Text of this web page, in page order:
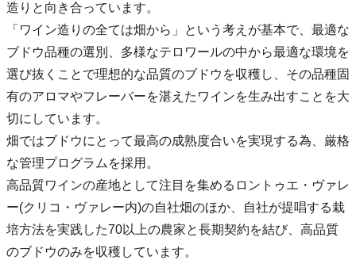
造りと向き合っています。
「ワイン造りの全ては畑から」という考えが基本で、最適な
ブドウ品種の選別、多様なテロワールの中から最適な環境を
選び抜くことで理想的な品質のブドウを収穫し、その品種固
有のアロマやフレーバーを湛えたワインを生み出すことを大
切にしています。
畑ではブドウにとって最高の成熟度合いを実現する為、厳格
な管理プログラムを採用。
高品質ワインの産地として注目を集めるロントゥエ・ヴァレ
ー(クリコ・ヴァレー内)の自社畑のほか、自社が提唱する栽
培方法を実践した70以上の農家と長期契約を結び、高品質
のブドウのみを収穫しています。